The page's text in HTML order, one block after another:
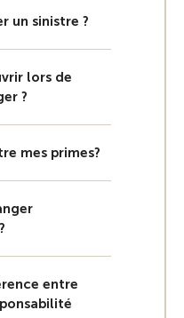
un sinistre ?
lors de
?
mes primes?
entre